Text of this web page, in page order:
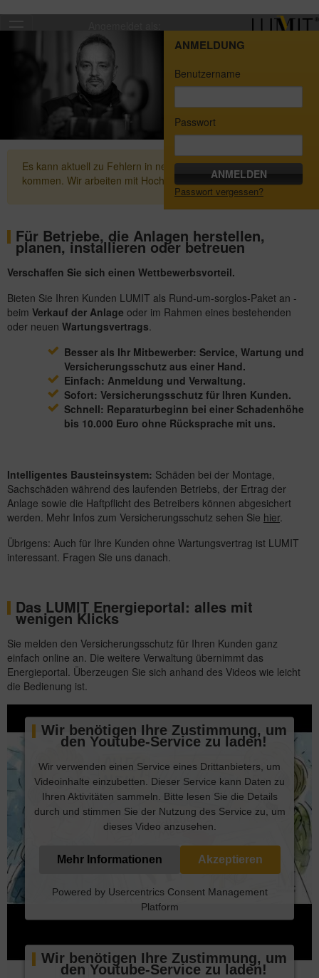
ANMELDUNG
Benutzername
Passwort
Passwort vergessen?
Es kann aktuell zu Fehlern in neu erstellten Zertifikaten
kommen. Wir arbeiten mit Hochdruck an einer Lösung.
Für Betriebe, die Anlagen herstellen,
planen, installieren oder betreuen
Verschaffen Sie sich einen Wettbewerbsvorteil.
Bieten Sie Ihren Kunden LUMIT als Rund-um-sorglos-Paket an -
beim Verkauf der Anlage oder im Rahmen eines bestehenden
oder neuen Wartungsvertrags
Besser als Ihr Mitbewerber: Service, Wartung und
Versicherungsschutz aus einer Hand.
Einfach: Anmeldung und Verwaltung.
Sofort: Versicherungsschutz für Ihren Kunden.
Schnell: Reparaturbeginn bei einer Schadenhöhe
bis 10.000 Euro ohne Rücksprache mit uns.
Intelligentes Bausteinsystem: Schäden bei der Montage,
Sachschäden während des laufenden Betriebs, der Ertrag der
Anlage sowie die Haftpflicht des Betreibers können abgesichert
werden. Mehr Infos zum Versicherungsschutz sehen Sie hier.
Übrigens: Auch für Ihre Kunden ohne Wartungsvertrag ist LUMIT
interessant. Fragen Sie uns danach.
Das LUMIT Energieportal: alles mit
wenigen Klicks
Sie melden den Versicherungsschutz für Ihren Kunden ganz
einfach online an. Die weitere Verwaltung übernimmt das
Energieportal. Überzeugen Sie sich anhand des Videos wie leicht
die Bedienung ist.
Wir benötigen Ihre Zustimmung, um
den Youtube-Service zu laden!
Wir verwenden einen Service eines Drittanbieters, um
Videoinhalte einzubetten. Dieser Service kann Daten zu
Ihren Aktivitäten sammeln. Bitte lesen Sie die Details
durch und stimmen Sie der Nutzung des Service zu, um
dieses Video anzusehen.
Mehr Informationen Akzeptieren
Powered by Usercentrics Consent Management
Platform
Wir benötigen Ihre Zustimmung, um
den Youtube-Service zu laden!